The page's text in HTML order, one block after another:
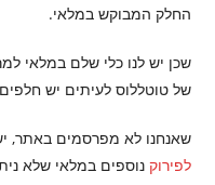
החלק המבוקש במלאי.
שכן יש לנו כלי שלם במלאי
של טוטללוס לעיתים יש חלפים
שאנחנו לא מפרסמים באתר, יש
לפירוקנוספים במלאי שלא ניתן